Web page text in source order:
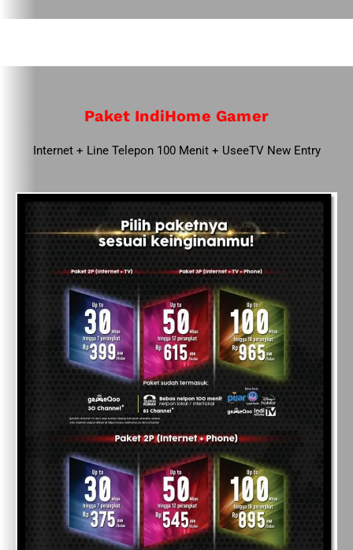
Paket IndiHome Gamer
Internet + Line Telepon 100 Menit + UseeTV New Entry